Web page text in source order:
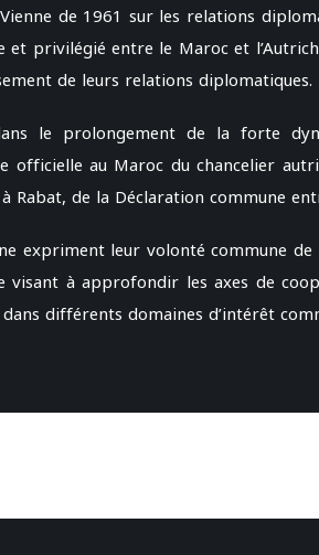
de 1961 sur les relations
privilégié entre le Maroc et
de leurs relations diplomatiques.
le prolongement de la forte
au Maroc du chancelier
Rabat, de la Déclaration commune
expriment leur volonté commune
visant à approfondir les axes de
différents domaines d’intérêt